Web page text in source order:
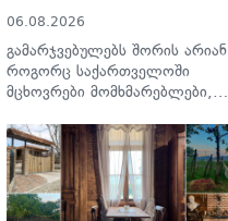
გამოვლინდნენ
06.08.2026
გამარჯვებულებს შორის არიან
როგორც საქართველოში
მცხოვრები მომხმარებლები,